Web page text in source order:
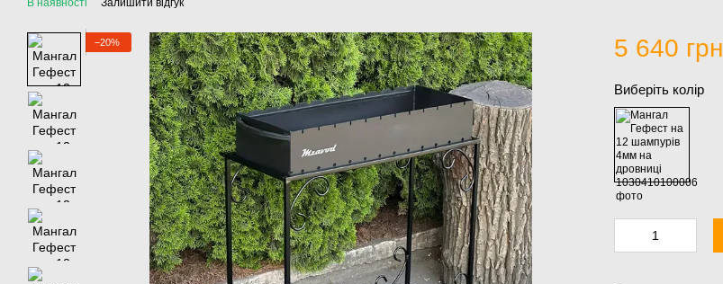
В наявності Залишити відгук
−20% 5 640 грн
Виберіть колір